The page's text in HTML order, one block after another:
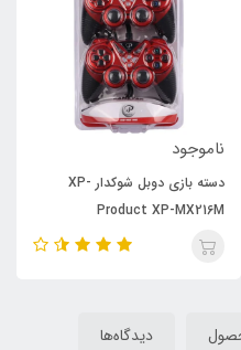
ناموجود
دسته بازی دوبل شوکدار XP-
Product XP-MX216M
دیدگاه‌ها